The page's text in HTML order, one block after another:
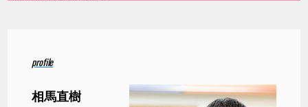
profile
相馬直樹